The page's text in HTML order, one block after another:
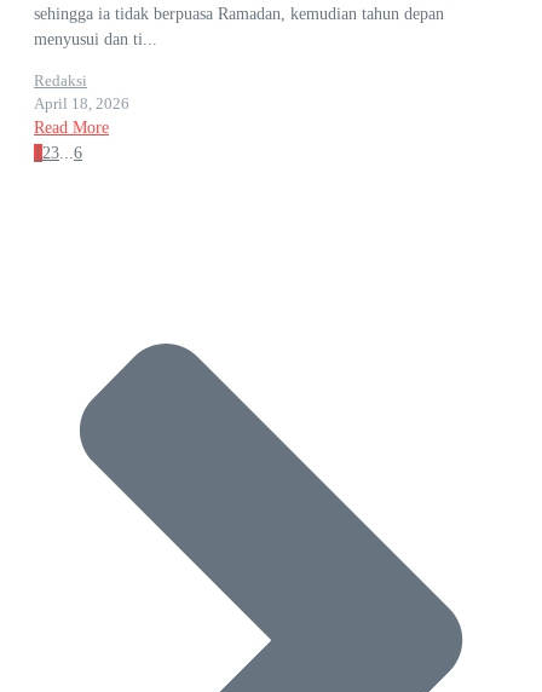
sehingga ia tidak berpuasa Ramadan, kemudian tahun depan
menyusui dan ti...
Redaksi
April 18, 2026
Read More
1 23 6